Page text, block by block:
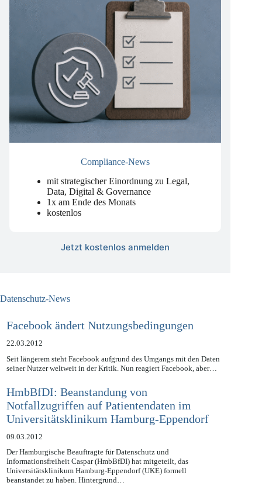
mit strategischer Einordnung zu Legal,
Data, Digital & Governance
1x am Ende des Monats
Facebook ändert Nutzungsbedingungen
22.03.2012
Seit längerem steht Facebook aufgrund des Umgangs mit den Daten
HmbBfDI: Beanstandung von
Notfallzugriffen auf Patientendaten im
Universitätsklinikum Hamburg-Eppendorf
09.03.2012
Der Hamburgische Beauftragte für Datenschutz und
Informationsfreiheit Caspar (HmbBfDI) hat mitgeteilt, das
Universitätsklinikum Hamburg-Eppendorf (UKE) formell